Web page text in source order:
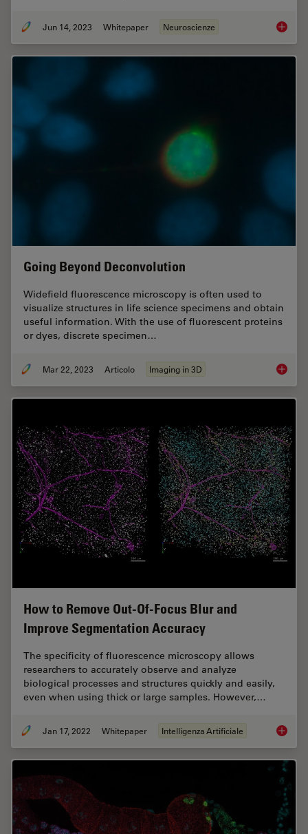
Jun 14, 2023 Whitepaper Neuroscienze What
Going Beyond Deconvolution
Widefield fluorescence microscopy is often used to
visualize structures in life science specimens and obtain
useful information. With the use of fluorescent proteins
or dyes, discrete specimen…
Mar 22, 2023 Articolo Imaging in 3D Going
How to Remove Out-Of-Focus Blur and
Improve Segmentation Accuracy
The specificity of fluorescence microscopy allows
researchers to accurately observe and analyze
biological processes and structures quickly and easily,
even when using thick or large samples. However,…
Jan 17, 2022 Whitepaper Intelligenza Artificiale How to